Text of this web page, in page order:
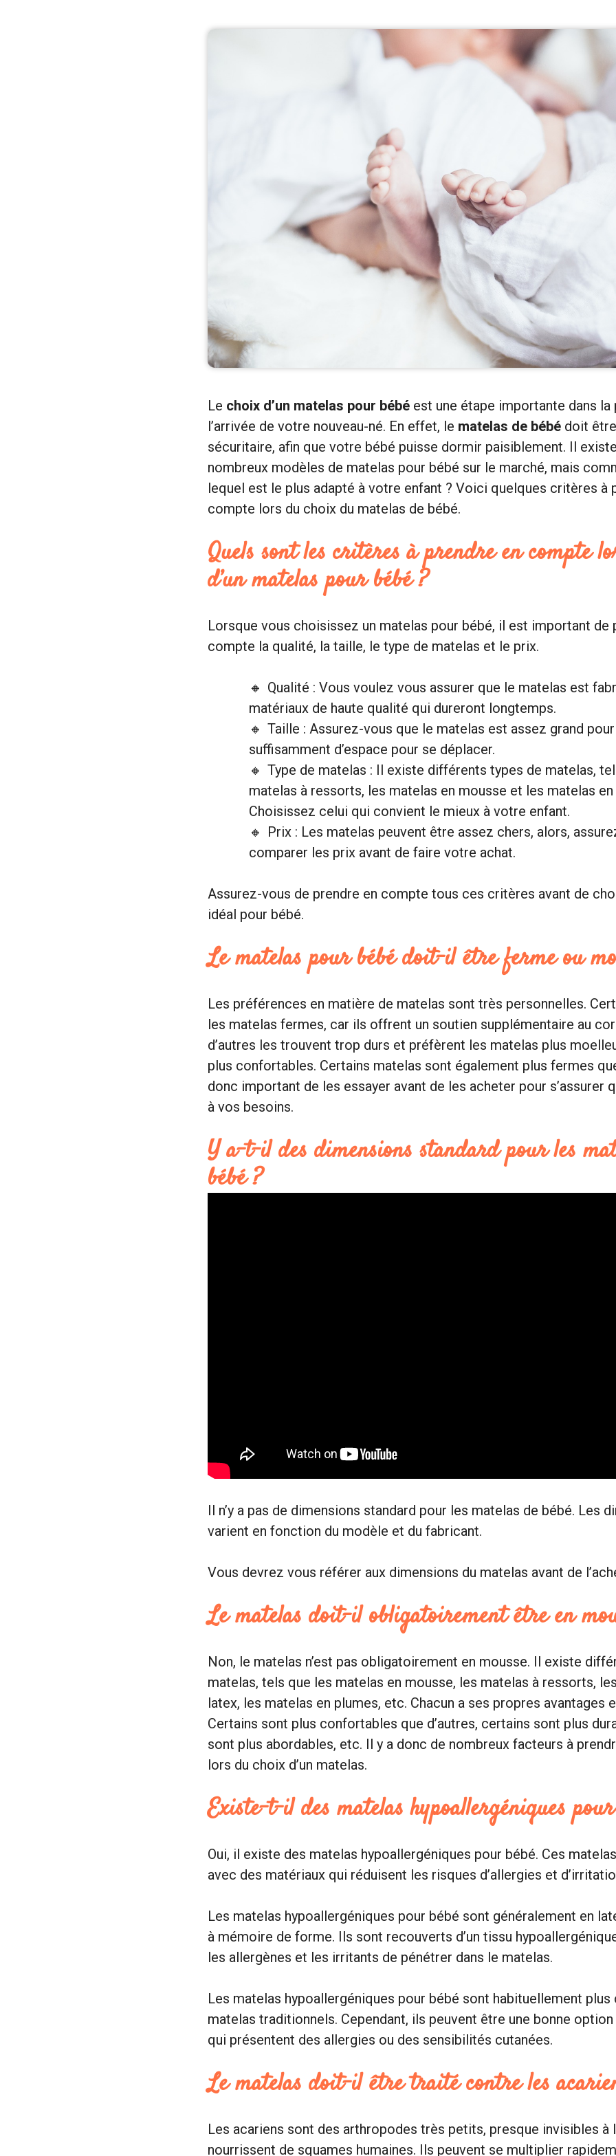
Le choix d’un matelas pour bébé est une étape importante dans la
l’arrivée de votre nouveau-né. En effet, le matelas de bébé doit
sécuritaire, afin que votre bébé puisse dormir paisiblement. Il existe
nombreux modèles de matelas pour bébé sur le marché, mais
lequel est le plus adapté à votre enfant ? Voici quelques critères à
compte lors du choix du matelas de bébé.
Quels sont les critères à prendre en compte
d’un matelas pour bébé ?
Lorsque vous choisissez un matelas pour bébé, il est important de
compte la qualité, la taille, le type de matelas et le prix.
Qualité : Vous voulez vous assurer que le matelas est
matériaux de haute qualité qui dureront longtemps.
Taille : Assurez-vous que le matelas est assez grand
suffisamment d’espace pour se déplacer.
Type de matelas : Il existe différents types de matelas,
matelas à ressorts, les matelas en mousse et les matelas en
Choisissez celui qui convient le mieux à votre enfant.
Prix : Les matelas peuvent être assez chers, alors,
comparer les prix avant de faire votre achat.
Assurez-vous de prendre en compte tous ces critères avant de
idéal pour bébé.
Le matelas pour bébé doit-il être ferme ou
Les préférences en matière de matelas sont très personnelles.
les matelas fermes, car ils offrent un soutien supplémentaire au
d’autres les trouvent trop durs et préfèrent les matelas plus
plus confortables. Certains matelas sont également plus fermes
donc important de les essayer avant de les acheter pour s’assurer
à vos besoins.
Y a-t-il des dimensions standard pour les
bébé ?
Il n’y a pas de dimensions standard pour les matelas de bébé. Les
varient en fonction du modèle et du fabricant.
Vous devrez vous référer aux dimensions du matelas avant de
Le matelas doit-il obligatoirement être en
Non, le matelas n’est pas obligatoirement en mousse. Il existe
matelas, tels que les matelas en mousse, les matelas à ressorts,
latex, les matelas en plumes, etc. Chacun a ses propres avantages
Certains sont plus confortables que d’autres, certains sont plus
sont plus abordables, etc. Il y a donc de nombreux facteurs à
lors du choix d’un matelas.
Existe-t-il des matelas hypoallergéniques
Oui, il existe des matelas hypoallergéniques pour bébé. Ces
avec des matériaux qui réduisent les risques d’allergies et
Les matelas hypoallergéniques pour bébé sont généralement en
à mémoire de forme. Ils sont recouverts d’un tissu
les allergènes et les irritants de pénétrer dans le matelas.
Les matelas hypoallergéniques pour bébé sont habituellement plus
matelas traditionnels. Cependant, ils peuvent être une bonne
qui présentent des allergies ou des sensibilités cutanées.
Le matelas doit-il être traité contre les
Les acariens sont des arthropodes très petits, presque invisibles à
nourrissent de squames humaines. Ils peuvent se multiplier